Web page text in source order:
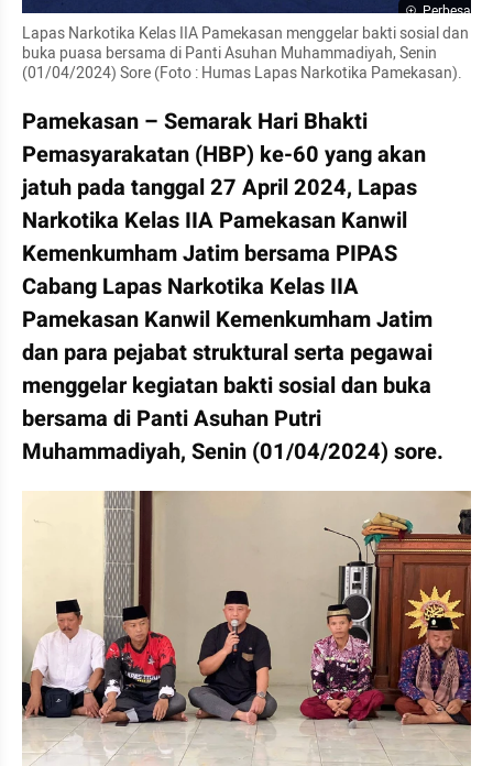
Perbesar
Lapas Narkotika Kelas IIA Pamekasan menggelar bakti sosial dan
buka puasa bersama di Panti Asuhan Muhammadiyah, Senin
(01/04/2024) Sore (Foto : Humas Lapas Narkotika Pamekasan).
Pamekasan – Semarak Hari Bhakti
Pemasyarakatan (HBP) ke-60 yang akan
jatuh pada tanggal 27 April 2024, Lapas
Narkotika Kelas IIA Pamekasan Kanwil
Kemenkumham Jatim bersama PIPAS
Cabang Lapas Narkotika Kelas IIA
Pamekasan Kanwil Kemenkumham Jatim
dan para pejabat struktural serta pegawai
menggelar kegiatan bakti sosial dan buka
bersama di Panti Asuhan Putri
Muhammadiyah, Senin (01/04/2024) sore.